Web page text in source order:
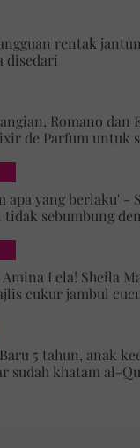
rentak
disedari
Romano dan
de Parfum untuk
apa yang berlaku' -
sebumbung
Lela! Sheila
cukur jambul
5 tahun, anak
sudah khatam al-